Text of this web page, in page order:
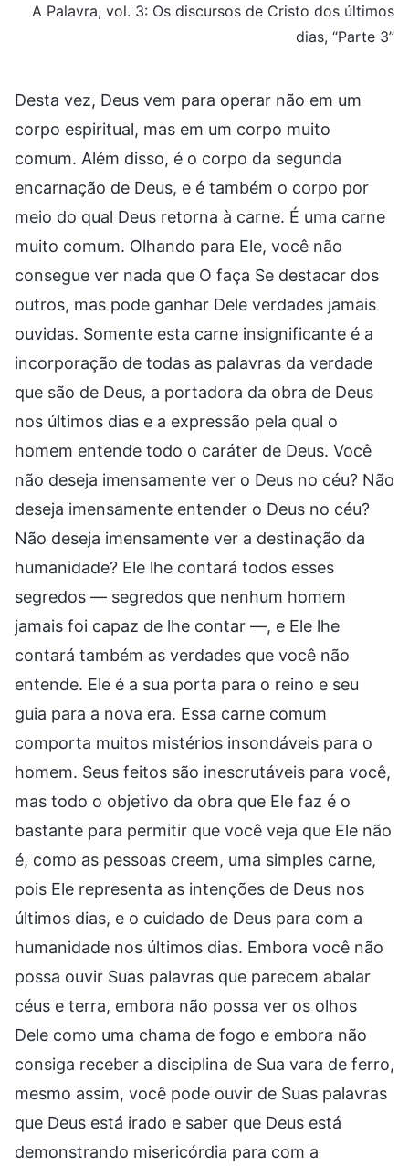
A Palavra, vol. 3: Os discursos de Cristo dos últimos
dias, “Parte 3”
Desta vez, Deus vem para operar não em um
corpo espiritual, mas em um corpo muito
comum. Além disso, é o corpo da segunda
encarnação de Deus, e é também o corpo por
meio do qual Deus retorna à carne. É uma carne
muito comum. Olhando para Ele, você não
consegue ver nada que O faça Se destacar dos
outros, mas pode ganhar Dele verdades jamais
ouvidas. Somente esta carne insignificante é a
incorporação de todas as palavras da verdade
que são de Deus, a portadora da obra de Deus
nos últimos dias e a expressão pela qual o
homem entende todo o caráter de Deus. Você
não deseja imensamente ver o Deus no céu? Não
deseja imensamente entender o Deus no céu?
Não deseja imensamente ver a destinação da
humanidade? Ele lhe contará todos esses
segredos — segredos que nenhum homem
jamais foi capaz de lhe contar —, e Ele lhe
contará também as verdades que você não
entende. Ele é a sua porta para o reino e seu
guia para a nova era. Essa carne comum
comporta muitos mistérios insondáveis para o
homem. Seus feitos são inescrutáveis para você,
mas todo o objetivo da obra que Ele faz é o
bastante para permitir que você veja que Ele não
é, como as pessoas creem, uma simples carne,
pois Ele representa as intenções de Deus nos
últimos dias, e o cuidado de Deus para com a
humanidade nos últimos dias. Embora você não
possa ouvir Suas palavras que parecem abalar
céus e terra, embora não possa ver os olhos
Dele como uma chama de fogo e embora não
consiga receber a disciplina de Sua vara de ferro,
mesmo assim, você pode ouvir de Suas palavras
que Deus está irado e saber que Deus está
demonstrando misericórdia para com a